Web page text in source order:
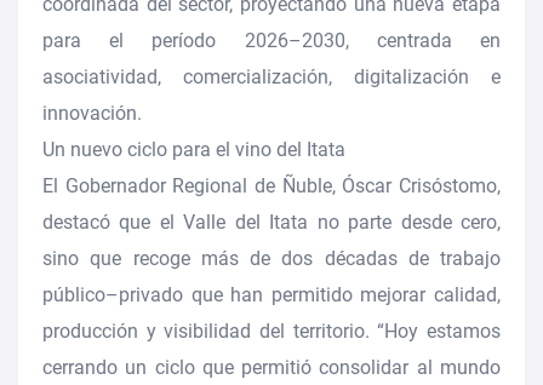
para el período 2026–2030, centrada en
asociatividad, comercialización, digitalización e
innovación.
Un nuevo ciclo para el vino del Itata
El Gobernador Regional de Ñuble, Óscar Crisóstomo,
destacó que el Valle del Itata no parte desde cero,
sino que recoge más de dos décadas de trabajo
público–privado que han permitido mejorar calidad,
producción y visibilidad del territorio. “Hoy estamos
cerrando un ciclo que permitió consolidar al mundo